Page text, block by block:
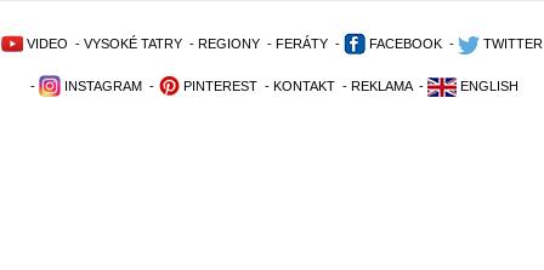
VIDEO - VYSOKÉ TATRY - REGIONY - FERÁTY - FACEBOOK - TWITTER
- INSTAGRAM - PINTEREST - KONTAKT - REKLAMA - ENGLISH